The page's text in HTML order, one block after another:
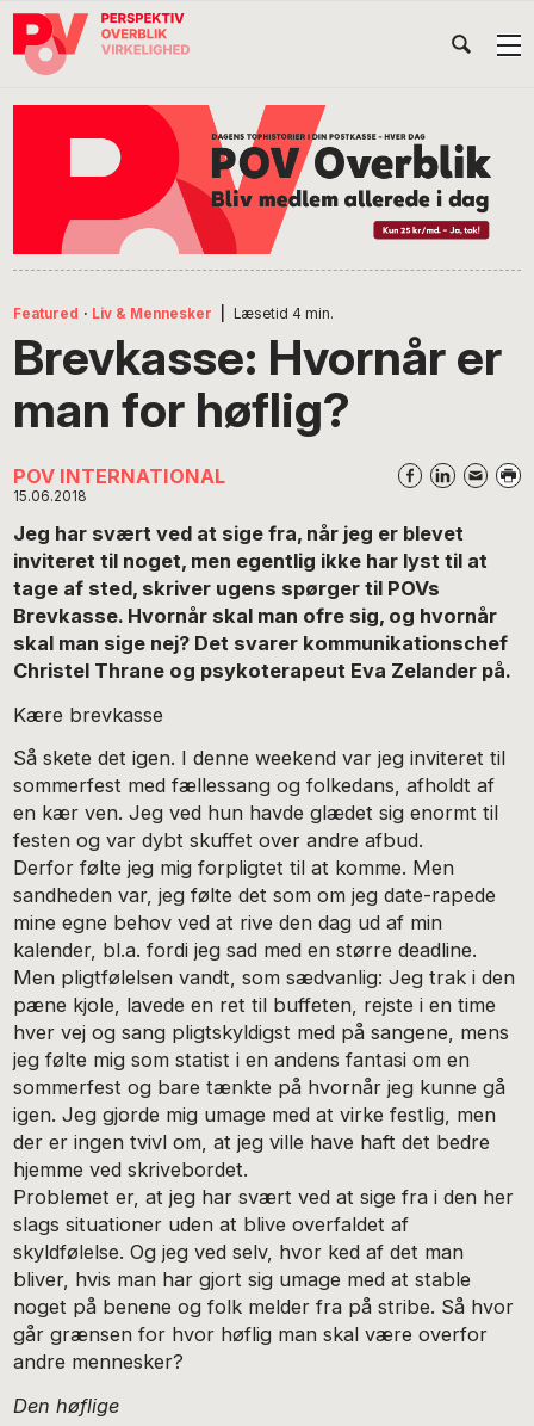
Gå
direkte
Skip
indhold
Gå
direkte
Featured · Liv & Mennesker Læsetid 4 min.
Brevkasse: Hvornår er
man for høflig?
POV INTERNATIONAL
15.06.2018
Jeg har svært ved at sige fra, når jeg er blevet
inviteret til noget, men egentlig ikke har lyst til at
tage af sted, skriver ugens spørger til POVs
Brevkasse. Hvornår skal man ofre sig, og hvornår
skal man sige nej? Det svarer kommunikationschef
Christel Thrane og psykoterapeut Eva Zelander på.
Kære brevkasse
Så skete det igen. I denne weekend var jeg inviteret til
sommerfest med fællessang og folkedans, afholdt af
en kær ven. Jeg ved hun havde glædet sig enormt til
festen og var dybt skuffet over andre afbud.
Derfor følte jeg mig forpligtet til at komme. Men
sandheden var, jeg følte det som om jeg date-rapede
mine egne behov ved at rive den dag ud af min
kalender, bl.a. fordi jeg sad med en større deadline.
Men pligtfølelsen vandt, som sædvanlig: Jeg trak i den
pæne kjole, lavede en ret til buffeten, rejste i en time
hver vej og sang pligtskyldigst med på sangene, mens
jeg følte mig som statist i en andens fantasi om en
sommerfest og bare tænkte på hvornår jeg kunne gå
igen. Jeg gjorde mig umage med at virke festlig, men
der er ingen tvivl om, at jeg ville have haft det bedre
hjemme ved skrivebordet.
Problemet er, at jeg har svært ved at sige fra i den her
slags situationer uden at blive overfaldet af
skyldfølelse. Og jeg ved selv, hvor ked af det man
bliver, hvis man har gjort sig umage med at stable
noget på benene og folk melder fra på stribe. Så hvor
går grænsen for hvor høflig man skal være overfor
andre mennesker?
Den høflige